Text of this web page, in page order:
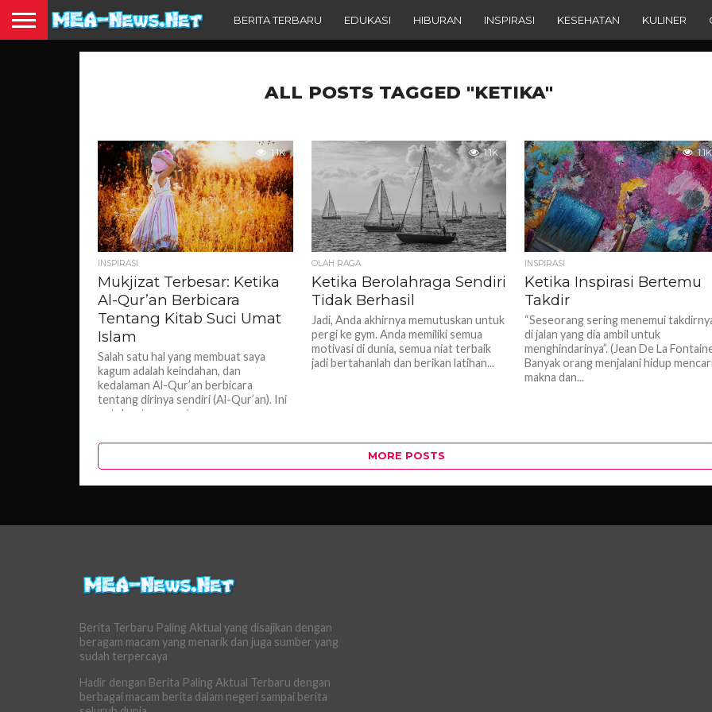
BERITA TERBARU EDUKASI HIBURAN INSPIRASI KESEHATAN KULINER
ALL POSTS TAGGED "KETIKA"
1.1K
INSPIRASI
Mukjizat Terbesar: Ketika
Al-Qur’an Berbicara
Tentang Kitab Suci Umat
Islam
Salah satu hal yang membuat saya
kagum adalah keindahan, dan
kedalaman Al-Qur’an berbicara
tentang dirinya sendiri (Al-Qur’an). Ini
untuk satu nugget emas...
1.1K
OLAH RAGA
Ketika Berolahraga Sendiri
Tidak Berhasil
Jadi, Anda akhirnya memutuskan untuk
pergi ke gym. Anda memiliki semua
motivasi di dunia, semua niat terbaik
jadi bertahanlah dan berikan latihan...
1.1K
INSPIRASI
Ketika Inspirasi Bertemu
Takdir
“Seseorang sering menemui
di jalan yang dia ambil untuk
menghindarinya”. (Jean De La
Banyak orang menjalani hidup
makna dan...
MORE POSTS
Berita Terbaru Paling Aktual yang disajikan dengan
beragam macam yang menarik dan juga sumber yang
sudah terpercaya
Hadir dengan Berita Paling Aktual Terbaru dengan
berbagai macam berita dalam negeri sampai berita